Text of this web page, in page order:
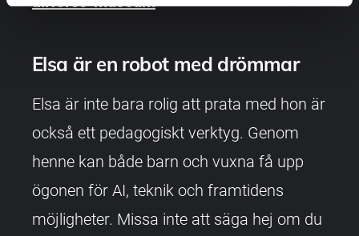
Elsa är en robot med drömmar
Elsa är inte bara rolig att prata med hon är
också ett pedagogiskt verktyg. Genom
henne kan både barn och vuxna få upp
ögonen för AI, teknik och framtidens
möjligheter. Missa inte att säga hej om du